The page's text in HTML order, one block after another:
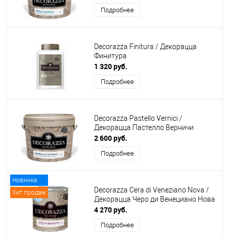
Подробнее
Decorazza Finitura / Декорацца
Финитура
1 320 руб.
Подробнее
Decorazza Pastello Vernici /
Декорацца Пастелло Верничи
2 600 руб.
Подробнее
Новинка
Хит продаж
Decorazza Cera di Veneziano Nova /
Декорацца Черо ди Венециано Нова
4 270 руб.
Подробнее